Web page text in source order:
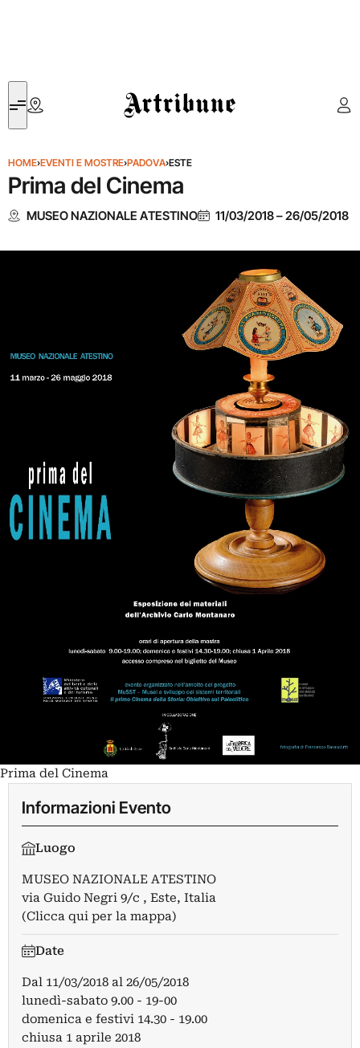
Artribune
HOME›EVENTI E MOSTRE›PADOVA›ESTE
Prima del Cinema
MUSEO NAZIONALE ATESTINO 11/03/2018–26/05/2018
Prima del Cinema
Informazioni Evento
Luogo
MUSEO NAZIONALE ATESTINO
via Guido Negri 9/c , Este, Italia
(Clicca qui per la mappa)
Date
Dal 11/03/2018 al 26/05/2018
lunedì-sabato 9.00 - 19-00
domenica e festivi 14.30 - 19.00
chiusa 1 aprile 2018